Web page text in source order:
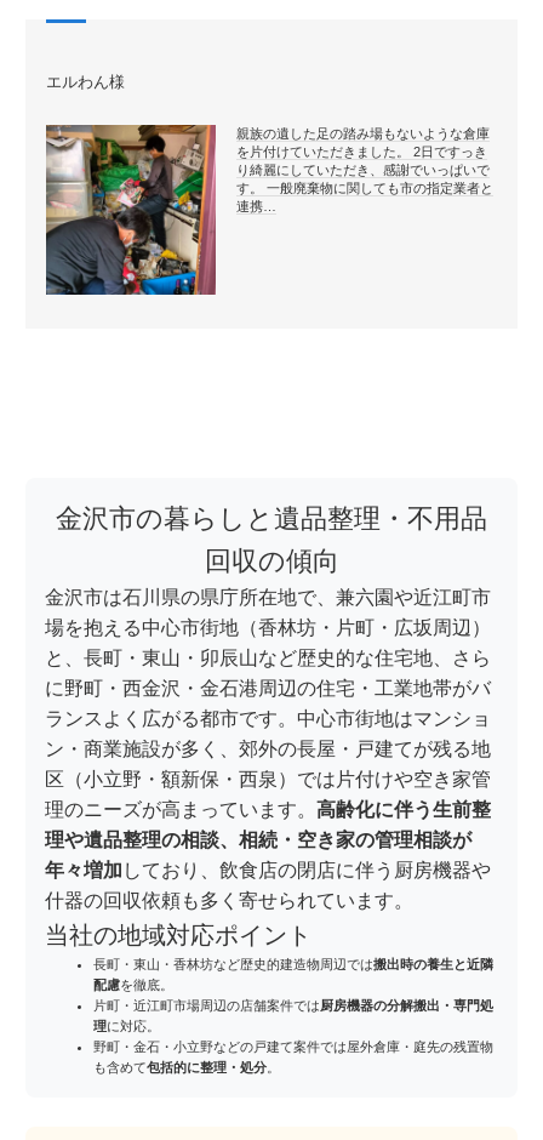
エルわん様
親族の遺した足の踏み場もないような倉庫
を片付けていただきました。 2日ですっき
り綺麗にしていただき、感謝でいっぱいで
す。 一般廃棄物に関しても市の指定業者と
連携…
金沢市の暮らしと遺品整理・不用品
回収の傾向
金沢市は石川県の県庁所在地で、兼六園や近江町市
場を抱える中心市街地（香林坊・片町・広坂周辺）
と、長町・東山・卯辰山など歴史的な住宅地、さら
に野町・西金沢・金石港周辺の住宅・工業地帯がバ
ランスよく広がる都市です。中心市街地はマンショ
ン・商業施設が多く、郊外の長屋・戸建てが残る地
区（小立野・額新保・西泉）では片付けや空き家管
理のニーズが高まっています。 高齢化に伴う生前整
理や遺品整理の相談、相続・空き家の管理相談が
年々増加 しており、飲食店の閉店に伴う厨房機器や
什器の回収依頼も多く寄せられています。
当社の地域対応ポイント
長町・東山・香林坊など歴史的建造物周辺では搬出時の養生と近隣
配慮を徹底。
片町・近江町市場周辺の店舗案件では厨房機器の分解搬出・専門処
理に対応。
野町・金石・小立野などの戸建て案件では屋外倉庫・庭先の残置物
も含めて包括的に整理・処分